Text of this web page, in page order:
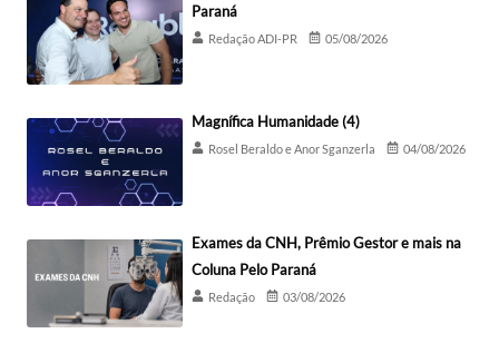
Paraná
Redação ADI-PR 05/08/2026
Magnífica Humanidade (4)
Rosel Beraldo e Anor Sganzerla 04/08/2026
Exames da CNH, Prêmio Gestor e mais na
Coluna Pelo Paraná
Redação 03/08/2026